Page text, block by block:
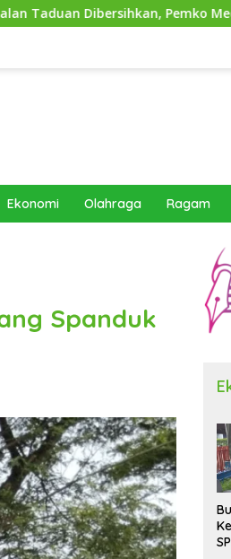
Pemko Medan Siapkan
Ekonomi Olahraga Ragam
Spanduk